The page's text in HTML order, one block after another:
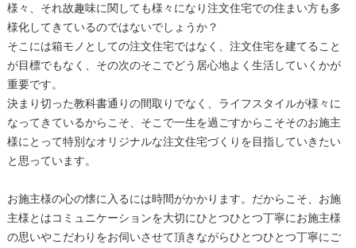
様々、それ故趣味に関しても様々になり注文住宅での住まい方も多
様化してきているのではないでしょうか？
そこには箱モノとしての注文住宅ではなく、注文住宅を建てること
が目標でもなく、その次のそこでどう居心地よく生活していくかが
重要です。
決まり切った教科書通りの間取りでなく、ライフスタイルが様々に
なってきているからこそ、そこで一生を過ごすからこそそのお施主
様にとって特別なオリジナルな注文住宅づくりを目指していきたい
と思っています。
お施主様の心の懐に入るには時間がかかります。だからこそ、お施
主様とはコミュニケーションを大切にひとつひとつ丁寧にお施主様
の思いやこだわりをお伺いさせて頂きながらひとつひとつ丁寧にご